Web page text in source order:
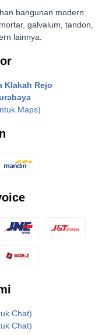
bangunan modern
galvalum, tandon,
lainnya.
Klakah Rejo
Maps)
Chat)
Chat)